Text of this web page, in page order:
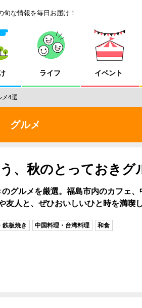
な情報を毎日お届け！
ライフ イベント
メ4選
グルメ
、秋のとっておきグ
グルメを厳選。福島市内のカフェ
人と、ぜひおいしいひと時を満喫
鉄板焼き 中国料理・台湾料理 和食